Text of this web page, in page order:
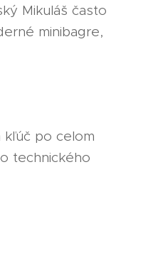
Mikuláš často
minibagre,
kľúč po celom
technického